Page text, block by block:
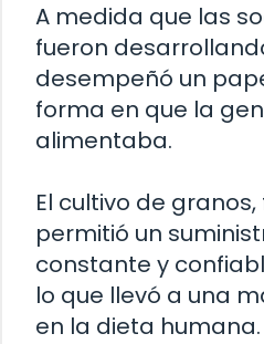
A medida que las
fueron
desempeñó un
forma en que la
alimentaba.
El cultivo de
permitió un
constante y
lo que llevó a una
en la dieta humana.